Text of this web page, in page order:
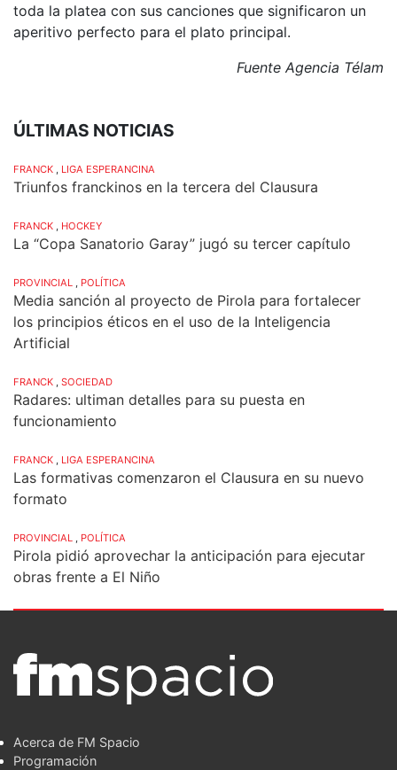
toda la platea con sus canciones que significaron un
aperitivo perfecto para el plato principal.
Fuente Agencia Télam
ÚLTIMAS NOTICIAS
FRANCK , LIGA ESPERANCINA
Triunfos franckinos en la tercera del Clausura
FRANCK , HOCKEY
La “Copa Sanatorio Garay” jugó su tercer capítulo
PROVINCIAL , POLÍTICA
Media sanción al proyecto de Pirola para fortalecer
los principios éticos en el uso de la Inteligencia
Artificial
FRANCK , SOCIEDAD
Radares: ultiman detalles para su puesta en
funcionamiento
FRANCK , LIGA ESPERANCINA
Las formativas comenzaron el Clausura en su nuevo
formato
PROVINCIAL , POLÍTICA
Pirola pidió aprovechar la anticipación para ejecutar
obras frente a El Niño
Acerca de FM Spacio
Programación